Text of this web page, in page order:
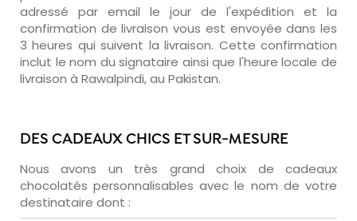
adressé par email le jour de l'expédition et la
confirmation de livraison vous est envoyée dans les
3 heures qui suivent la livraison. Cette confirmation
inclut le nom du signataire ainsi que l'heure locale de
livraison à Rawalpindi, au Pakistan.
DES CADEAUX CHICS ET SUR-MESURE
Nous avons un très grand choix de cadeaux
chocolatés personnalisables avec le nom de votre
destinataire dont :